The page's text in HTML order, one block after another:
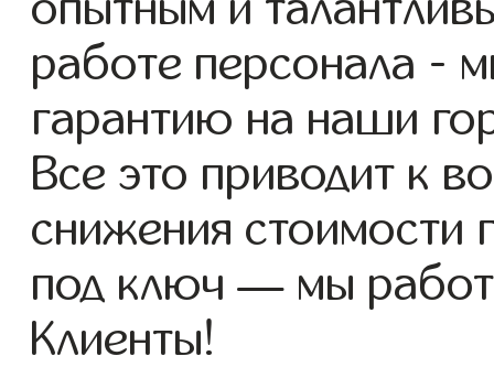
работе персонала -
гарантию на наши
Все это приводит к
снижения стоимости
под ключ — мы
Клиенты!